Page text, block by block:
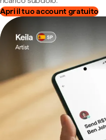
Apri il tuo account gratuito